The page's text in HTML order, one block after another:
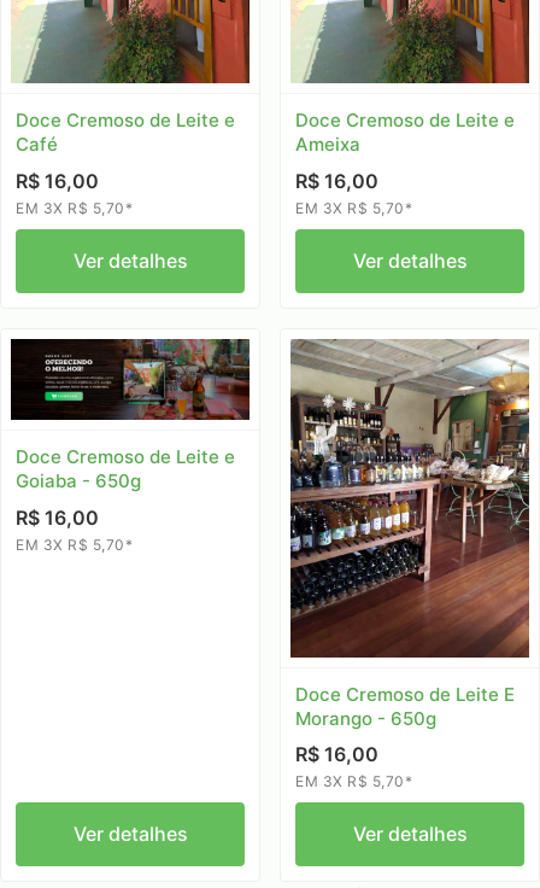
Doce Cremoso de Leite e
Café
R$ 16,00
EM 3X R$ 5,70*
Ver detalhes
Doce Cremoso de Leite e
Ameixa
R$ 16,00
EM 3X R$ 5,70*
Ver detalhes
Doce Cremoso de Leite e
Goiaba - 650g
R$ 16,00
EM 3X R$ 5,70*
Ver detalhes
Doce Cremoso de Leite E
Morango - 650g
R$ 16,00
EM 3X R$ 5,70*
Ver detalhes